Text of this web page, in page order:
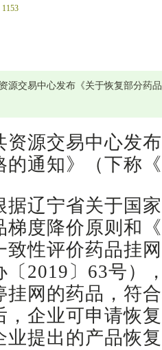
源交易中心发布《关于恢复部分药
资源交易中心发
的通知》（下称
据辽宁省关于国
梯度降价原则和
致性评价药品挂
〔2019〕63号）
挂网的药品，符
，企业可申请恢
业提出的产品恢